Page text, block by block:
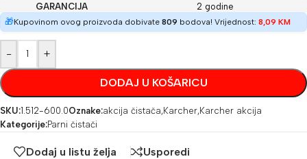
GARANCIJA
2 godine
🎁Kupovinom ovog proizvoda dobivate 809 bodova! Vrijednost: 8,09 KM
- +
DODAJ U KOŠARICU
SKU:1.512-600.0Oznake:akcija čistača,Karcher,Karcher akcija
Kategorije:Parni čistači
Dodaj u listu želja Usporedi